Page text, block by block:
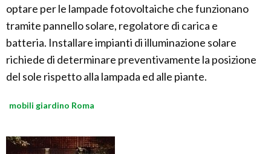
optare per le lampade fotovoltaiche che funzionano
tramite pannello solare, regolatore di carica e
batteria. Installare impianti di illuminazione solare
richiede di determinare preventivamente la posizione
del sole rispetto alla lampada ed alle piante.
mobili giardino Roma